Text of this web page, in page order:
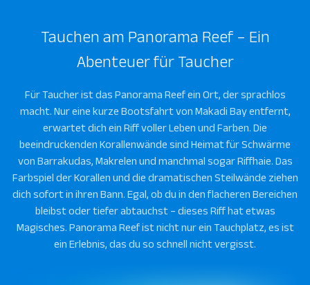
Tauchen am Panorama Reef – Ein
Abenteuer für Taucher
Für Taucher ist das Panorama Reef ein Ort, der sprachlos
macht. Nur eine kurze Bootsfahrt von Makadi Bay entfernt,
erwartet dich ein Riff voller Leben und Farben. Die
beeindruckenden Korallenwände sind Heimat für Schwärme
von Barrakudas, Makrelen und manchmal sogar Riffhaie. Das
Farbspiel der Korallen und die dramatischen Steilwände ziehen
dich sofort in ihren Bann. Egal, ob du in den flacheren Bereichen
bleibst oder tiefer abtauchst – dieses Riff hat etwas
Magisches. Panorama Reef ist nicht nur ein Tauchplatz, es ist
ein Erlebnis, das du so schnell nicht vergisst.